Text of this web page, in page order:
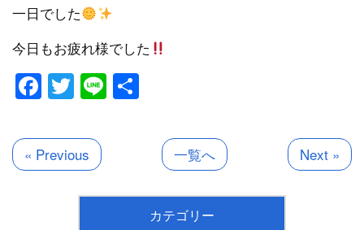
一日でした
今日もお疲れ様でした
Facebook
Twitter
Line
« Previous 一覧へ Next »
カテゴリー